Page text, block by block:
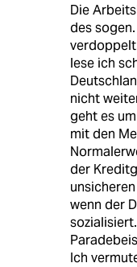
Die
des
lese ich
nicht
geht es
mit den
der
wenn der
Ich